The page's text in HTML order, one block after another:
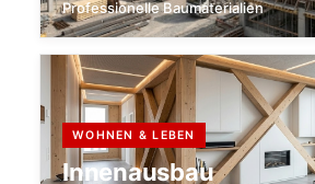
Professionelle Baumaterialien
WOHNEN & LEBEN
Innenausbau